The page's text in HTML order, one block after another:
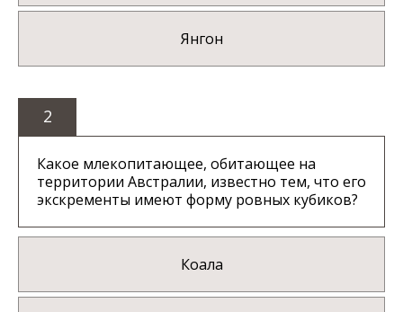
Янгон
2
Какое млекопитающее, обитающее на
территории Австралии, известно тем, что его
экскременты имеют форму ровных кубиков?
Коала